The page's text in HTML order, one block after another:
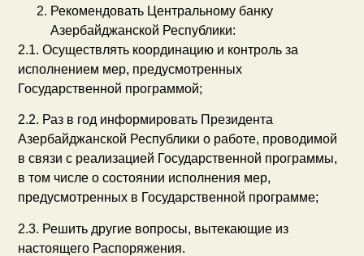
Рекомендовать Центральному банку
Азербайджанской Республики:
2.1. Осуществлять координацию и контроль за
исполнением мер, предусмотренных
Государственной программой;
2.2. Раз в год информировать Президента
Азербайджанской Республики о работе, проводимой
в связи с реализацией Государственной программы,
в том числе о состоянии исполнения мер,
предусмотренных в Государственной программе;
2.3. Решить другие вопросы, вытекающие из
настоящего Распоряжения.